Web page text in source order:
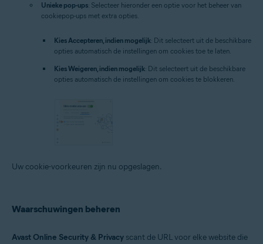
Unieke pop-ups: Selecteer hieronder een optie voor het beheer van
cookiepop-ups met extra opties.
Kies Accepteren, indien mogelijk: Dit selecteert uit de beschikbare
opties automatisch de instellingen om cookies toe te laten.
Kies Weigeren, indien mogelijk: Dit selecteert uit de beschikbare
opties automatisch de instellingen om cookies te blokkeren.
Uw cookie-voorkeuren zijn nu opgeslagen.
Waarschuwingen beheren
Avast Online Security & Privacy scant de URL voor elke website die